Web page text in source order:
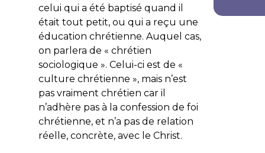
celui qui a été baptisé quand il
était tout petit, ou qui a reçu une
éducation chrétienne. Auquel cas,
on parlera de « chrétien
sociologique ». Celui-ci est de «
culture chrétienne », mais n’est
pas vraiment chrétien car il
n’adhère pas à la confession de foi
chrétienne, et n’a pas de relation
réelle, concrète, avec le Christ.